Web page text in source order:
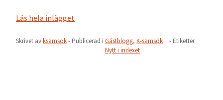
Läs hela inlägget
Skrivet avksamsok- Publicerad i Gästblogg, K-samsök
- Etiketter
Nytt i indexet